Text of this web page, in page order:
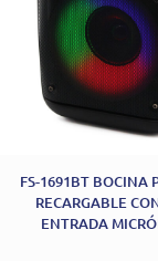
FS-1691BT BOCINA
RECARGABLE
ENTRADA